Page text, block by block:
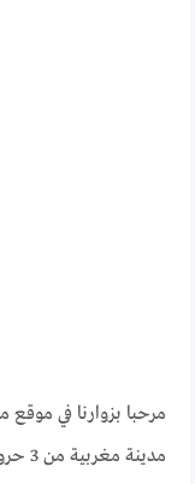
مرحبا بزوارنا في موقع